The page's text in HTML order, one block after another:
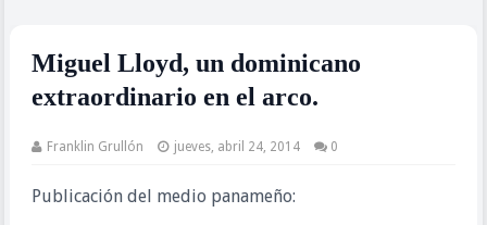
Miguel Lloyd, un dominicano
extraordinario en el arco.
Franklin Grullón jueves, abril 24, 2014 0
Publicación del medio panameño: